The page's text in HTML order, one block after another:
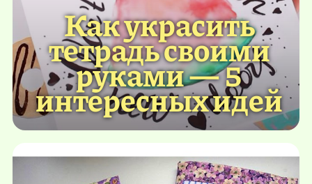
Как украсить
тетрадь своими
руками — 5
интересных идей